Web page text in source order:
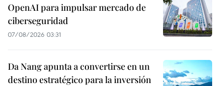
OpenAI para impulsar mercado de
ciberseguridad
07/08/2026 03:31
Da Nang apunta a convertirse en un
destino estratégico para la inversión